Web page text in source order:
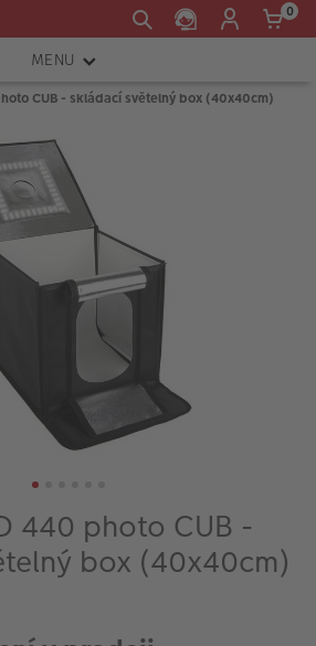
0
MENU
CUB - skládací světelný box (40x40cm)
440 photo CUB -
box (40x40cm)